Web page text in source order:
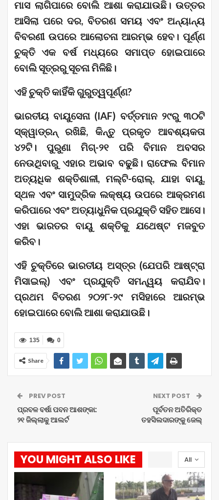
ମାସ ଲାଗିପାରେ ବୋଲି ଆଶା କରାଯାଉଛି। ଉତ୍ତର
ଆସିଲା ପରେ ଦର, ବିତରଣ ସମୟ ଏବଂ ଅନ୍ୟାନ୍ୟ
ବିବରଣୀ ଉପରେ ଆଲୋଚନା ଆରମ୍ଭ ହେବ। ପୂର୍ଣ୍ଣ
ଚୁକ୍ତି ଏକ ବର୍ଷ ମଧ୍ୟରେ ସମାପ୍ତ ହୋଇପାରେ
ବୋଲି ସୂତ୍ରରୁ ସୂଚନା ମିଳିଛି।
ଏହି ଚୁକ୍ତି କାହିଁକି ଗୁରୁତ୍ୱପୂର୍ଣ୍ଣ?
ଭାରତୀୟ ବାୟୁସେନା (IAF) ବର୍ତ୍ତମାନ ୨୯ରୁ ୩୦ଟି
ସ୍କ୍ୱାଡ୍ରନ୍ ରଖିଛି, କିନ୍ତୁ ପ୍ରକୃତ ଆବଶ୍ୟକତା
୪୨ଟି। ପୁରୁଣା ମିଗ୍-୨୧ ପରି ବିମାନ ଅବସର
ନେଉଥିବାରୁ ଏହାର ଅଭାବ ବଢୁଛି। ରାଫେଲ ବିମାନ
ଅତ୍ୟଧିକ ଶକ୍ତିଶାଳୀ, ମଲ୍ଟି-ରୋଲ୍, ଯାହା ବାୟୁ,
ସ୍ଥଳ ଏବଂ ସାମୁଦ୍ରିକ ଲକ୍ଷ୍ୟ ଉପରେ ଆକ୍ରମଣ
କରିପାରେ ଏବଂ ଅତ୍ୟାଧୁନିକ ପ୍ରଯୁକ୍ତି ସହିତ ଆସେ।
ଏହା ଭାରତର ବାୟୁ ଶକ୍ତିକୁ ଯଥେଷ୍ଟ ମଜବୁତ
କରିବ।
ଏହି ଚୁକ୍ତିରେ ଭାରତୀୟ ଅସ୍ତ୍ର (ଯେପରି ଆଷ୍ଟ୍ରା
ମିସାଇଲ୍) ଏବଂ ପ୍ରଯୁକ୍ତି ସମନ୍ୱୟ କରାଯିବ।
ପ୍ରଥମ ବିତରଣ ୨୦୨୮-୨୯ ମସିହାରେ ଆରମ୍ଭ
ହୋଇପାରେ ବୋଲି ଆଶା କରାଯାଉଛି।
0
135
Share
PREV POST
ପ୍ରବଳ ବର୍ଷା ପବନ ଆଶଙ୍କା:
୨୧ ଜିଲ୍ଲାକୁ ଆଲର୍ଟ
NEXT POST
ପୂର୍ବତନ ଅତିରିକ୍ତ
ତହସିଲଦାରଙ୍କୁ ଜେଲ୍
All
YOU MIGHT ALSO LIKE